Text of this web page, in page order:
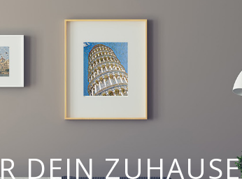
DEIN ZUHAUSE